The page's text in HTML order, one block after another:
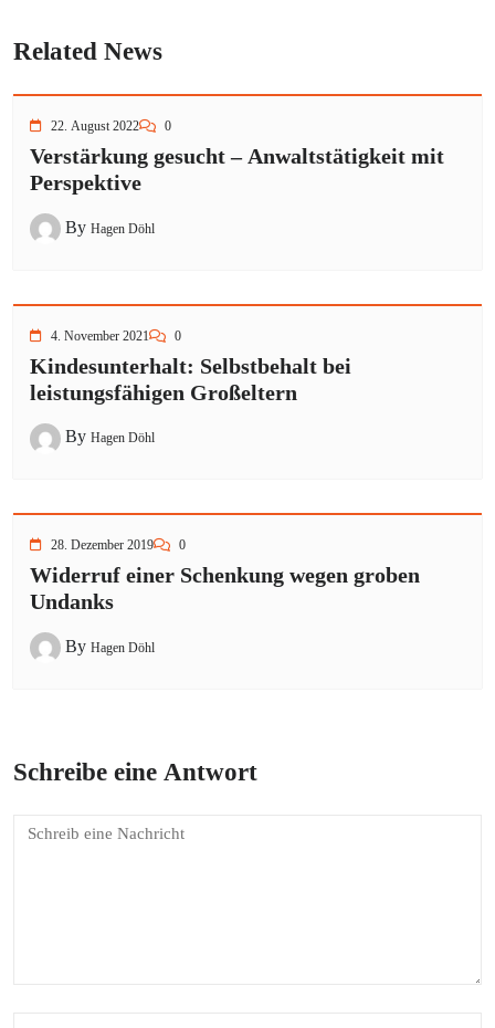
Related News
22. August 2022 0
Verstärkung gesucht – Anwaltstätigkeit mit
Perspektive
By Hagen Döhl
4. November 2021 0
Kindesunterhalt: Selbstbehalt bei
leistungsfähigen Großeltern
By Hagen Döhl
28. Dezember 2019 0
Widerruf einer Schenkung wegen groben
Undanks
By Hagen Döhl
Schreibe eine Antwort